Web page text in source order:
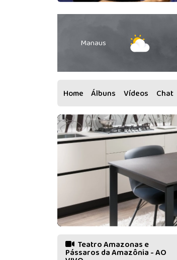
Manaus
Home Álbuns Vídeos Chat
Teatro Amazonas e
Pássaros da Amazônia - AO